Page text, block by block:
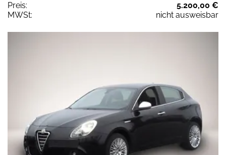
Preis:
5.200,00 €
MWSt:
nicht ausweisbar